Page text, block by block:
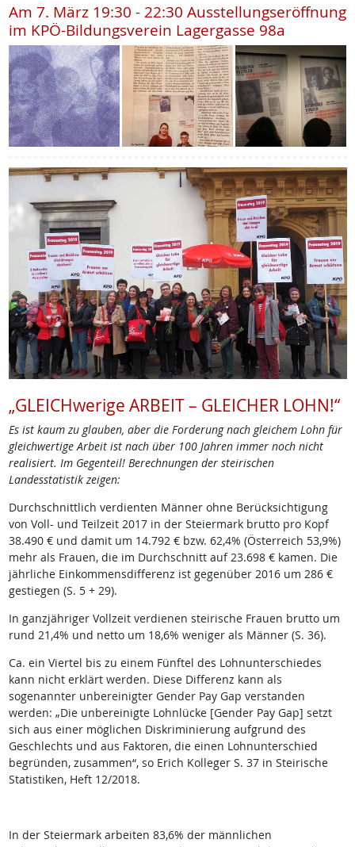
Am 7. März 19:30 - 22:30 Ausstellungseröffnung
im KPÖ-Bildungsverein Lagergasse 98a
„GLEICHwerige ARBEIT – GLEICHER LOHN!“
Es ist kaum zu glauben, aber die Forderung nach gleichem Lohn für
gleichwertige Arbeit ist nach über 100 Jahren immer noch nicht
realisiert. Im Gegenteil! Berechnungen der steirischen
Landesstatistik zeigen:
Durchschnittlich verdienten Männer ohne Berücksichtigung
von Voll- und Teilzeit 2017 in der Steiermark brutto pro Kopf
38.490 € und damit um 14.792 € bzw. 62,4% (Österreich 53,9%)
mehr als Frauen, die im Durchschnitt auf 23.698 € kamen. Die
jährliche Einkommensdifferenz ist gegenüber 2016 um 286 €
gestiegen (S. 5 + 29).
In ganzjähriger Vollzeit verdienen steirische Frauen brutto um
rund 21,4% und netto um 18,6% weniger als Männer (S. 36).
Ca. ein Viertel bis zu einem Fünftel des Lohnunterschiedes
kann nicht erklärt werden. Diese Differenz kann als
sogenannter unbereinigter Gender Pay Gap verstanden
werden: „Die unbereinigte Lohnlücke [Gender Pay Gap] setzt
sich aus einer möglichen Diskriminierung aufgrund des
Geschlechts und aus Faktoren, die einen Lohnunterschied
begründen, zusammen“, so Erich Kolleger S. 37 in Steirische
Statistiken, Heft 12/2018.
In der Steiermark arbeiten 83,6% der männlichen